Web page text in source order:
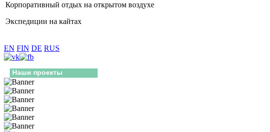
Корпоративный отдых на открытом воздухе
Экспедиции на кайтах
EN FIN DE RUS
Наши проекты